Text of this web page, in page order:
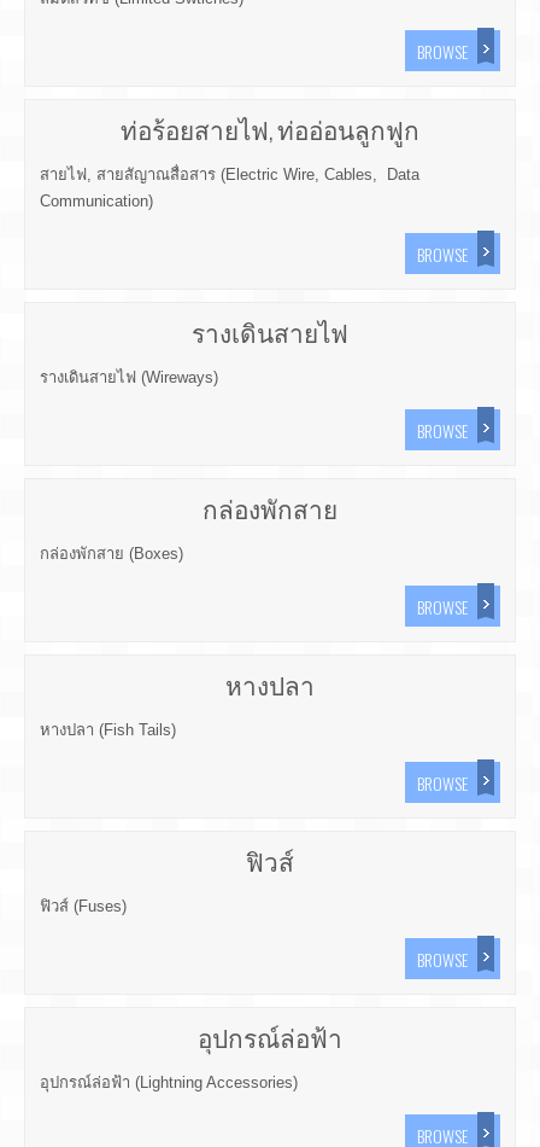
BROWSE
ท่อร้อยสายไฟ, ท่ออ่อนลูกฟูก
สายไฟ, สายสัญาณสื่อสาร (Electric Wire, Cables, Data
Communication)
BROWSE
รางเดินสายไฟ
รางเดินสายไฟ (Wireways)
BROWSE
กล่องพักสาย
กล่องพักสาย (Boxes)
BROWSE
หางปลา
หางปลา (Fish Tails)
BROWSE
ฟิวส์
ฟิวส์ (Fuses)
BROWSE
อุปกรณ์ล่อฟ้า
อุปกรณ์ล่อฟ้า (Lightning Accessories)
BROWSE